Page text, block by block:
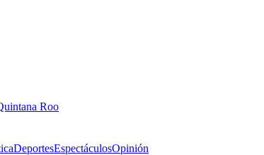
Roo
DeportesEspectáculosOpinión